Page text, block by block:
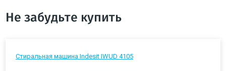
Не забудьте купить
Стиральная машина Indesit IWUD 4105